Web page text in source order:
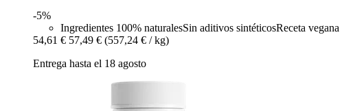
-5%
Ingredientes 100% naturalesSin aditivos sintéticosReceta vegana
54,61 € 57,49 € (557,24 € / kg)
Entrega hasta el 18 agosto